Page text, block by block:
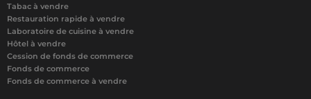
Tabac à vendre
Restauration rapide à vendre
Laboratoire de cuisine à vendre
Hôtel à vendre
Cession de fonds de commerce
Fonds de commerce
Fonds de commerce à vendre